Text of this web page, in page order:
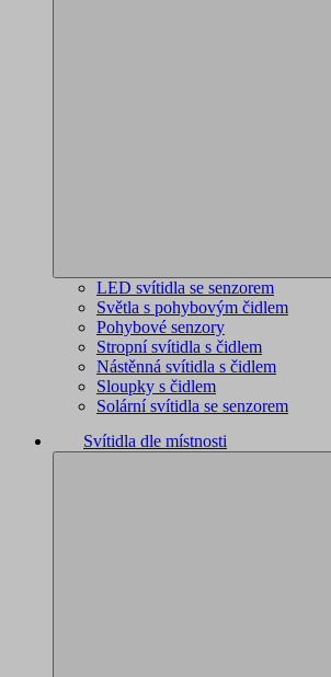
LED svítidla se senzorem
Světla s pohybovým čidlem
Pohybové senzory
Stropní svítidla s čidlem
Nástěnná svítidla s čidlem
Sloupky s čidlem
Solární svítidla se senzorem
Svítidla dle místnosti